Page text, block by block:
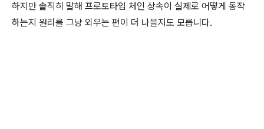
하지만 솔직히 말해 프로토타입 체인 상속이 실제로 어떻게 동작
하는지 원리를 그냥 외우는 편이 더 나을지도 모릅니다.